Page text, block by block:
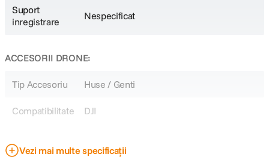
Suport
inregistrare
Nespecificat
ACCESORII DRONE:
Tip Accesoriu Huse / Genti
Compatibilitate DJI
DETALII PRODUCATOR
Vezi mai multe specificații